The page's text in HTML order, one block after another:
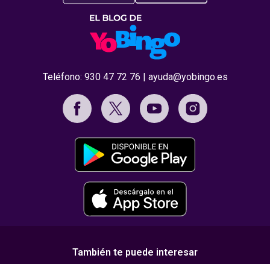
Teléfono: 930 47 72 76 | ayuda@yobingo.es
También te puede interesar